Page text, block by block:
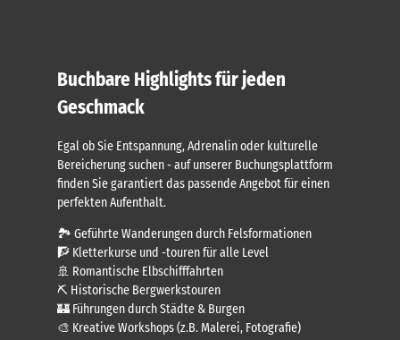
Buchbare Highlights für jeden
Geschmack
Egal ob Sie Entspannung, Adrenalin oder kulturelle
Bereicherung suchen - auf unserer Buchungsplattform
finden Sie garantiert das passende Angebot für einen
perfekten Aufenthalt.
🏞️ Geführte Wanderungen durch Felsformationen
🧗 Kletterkurse und -touren für alle Level
🚢 Romantische Elbschifffahrten
⛏️ Historische Bergwerkstouren
🏰 Führungen durch Städte & Burgen
🎨 Kreative Workshops (z.B. Malerei, Fotografie)